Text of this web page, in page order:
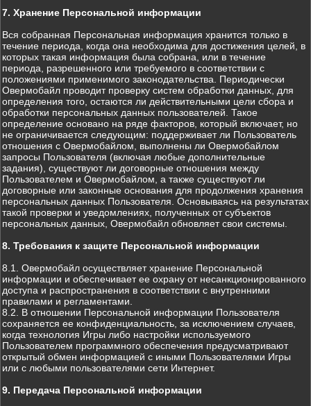
7. Хранение Персональной информации
Вся собранная Персональная информация хранится только в
течение периода, когда она необходима для достижения целей, в
которых такая информация была собрана, или в течение
периода, разрешенного или требуемого в соответствии с
положениями применимого законодательства. Периодически
Овермобайл проводит проверку систем обработки данных, для
определения того, остаются ли действительными цели сбора и
обработки персональных данных пользователей. Такое
определение основано на ряде факторов, который включает, но
не ограничивается следующим: поддерживает ли Пользователь
отношения с Овермобайлом, выполнены ли Овермобайлом
запросы Пользователя (включая любые дополнительные
задания), существуют ли договорные отношения между
Пользователем и Овермобайлом, а также существуют ли
договорные или законные основания для продолжения хранения
персональных данных Пользователя. Основываясь на результатах
такой проверки и уведомлениях, полученных от субъектов
персональных данных, Овермобайл обновляет свои системы.
8. Требования к защите Персональной информации
8.1. Овермобайл осуществляет хранение Персональной
информации и обеспечивает ее охрану от несанкционированного
доступа и распространения в соответствии с внутренними
правилами и регламентами.
8.2. В отношении Персональной информации Пользователя
сохраняется ее конфиденциальность, за исключением случаев,
когда технология Игры либо настройки используемого
Пользователем программного обеспечения предусматривают
открытый обмен информацией с иными Пользователями Игры
или с любыми пользователями сети Интернет.
9. Передача Персональной информации